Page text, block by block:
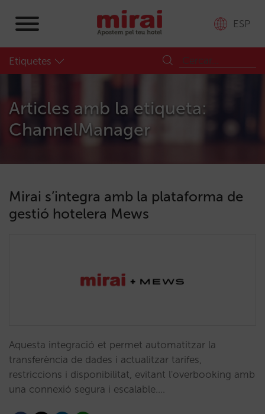
ESP
Etiquetes
Articles amb la etiqueta:
ChannelManager
Mirai s’integra amb la plataforma de
gestió hotelera Mews
Aquesta integració et permet automatitzar la
transferència de dades i actualitzar tarifes,
restriccions i disponibilitat, evitant l'overbooking amb
una connexió segura i escalable.…